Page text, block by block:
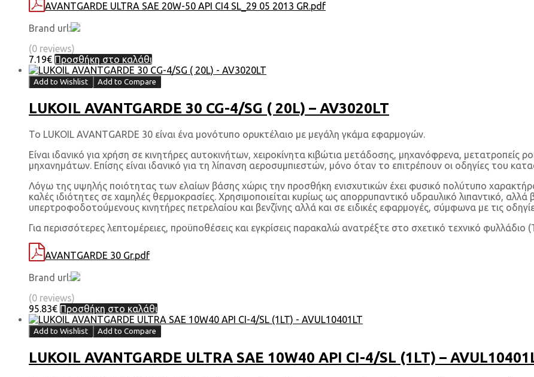
AVANTGARDE ULTRA SAE 20W-50 API CI4 SL_29 05 2013 GR.pdf
Brand url:
(0 reviews)
7.19€ Προσθήκη στο καλάθι
Add to Wishlist Add to Compare
LUKOIL AVANTGARDE 30 CG-4/SG ( 20L) – AV3020LT
Το LUKOIL AVANTGARDE 30 είναι ένα μονότυπο ορυκτέλαιο με μεγάλη γκάμα εφαρμογών.
Είναι ιδανικό για χρήση σε κινητήρες αυτοκινήτων, χειροκίνητα κιβώτια μετάδοσης, μηχανόφρενα, μετατροπείς
μηχανημάτων. Επίσης είναι ιδανικό για τη λίπανση αεροσυμπιεστών, μόνο όταν το επιτρέπουν οι οδηγίες του
Λόγω της υψηλής ποιότητας των ελαίων βάσης χώρις την προσθήκη ενισχυτικών έχει φυσικό πολύτυπο
καλές ιδιότητες σε χαμηλές θερμοκρασίες. Χρησιμοποιείται κυρίως ως απορρυπαντικό υδραυλικό λιπαντικό, αλλά
υπερτροφοδοτούμενους κινητήρες πετρελαίου και βενζίνης αλλά και σε ειδικές εφαρμογές, σύμφωνα με τις
Για περισσότερες λεπτομέρειες, προϋποθέσεις και εγκρίσεις παρακαλώ ανατρέξτε στο σχετικό τεχνικό φυλλάδιο
AVANTGARDE 30 Gr.pdf
Brand url:
(0 reviews)
95.83€ Προσθήκη στο καλάθι
Add to Wishlist Add to Compare
LUKOIL AVANTGARDE ULTRA SAE 10W40 API CI-4/SL (1LT) –